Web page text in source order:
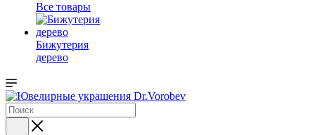
Все товары
Бижутерия
дерево